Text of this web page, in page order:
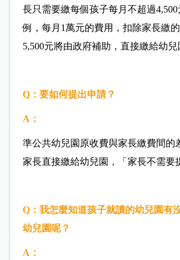
長只需要繳每個孩子每月不超過
例，每月1萬元的費用，扣除家長繳
5,500元將由政府補助，直接繳給幼兒
Q：要如何提出申請？
A：
準公共幼兒園原收費與家長繳費間的
家長直接繳給幼兒園，「家長不需要
Q：我怎麼知道孩子就讀的幼兒園有
幼兒園呢？
A：